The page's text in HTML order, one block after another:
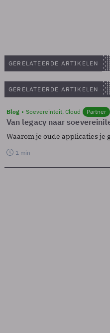
GERELATEERDE ARTIKELEN
GERELATEERDE ARTIKELEN
Blog Soevereinteit, Cloud Partner
Van legacy naar
Waarom je oude applicaties je
1 min